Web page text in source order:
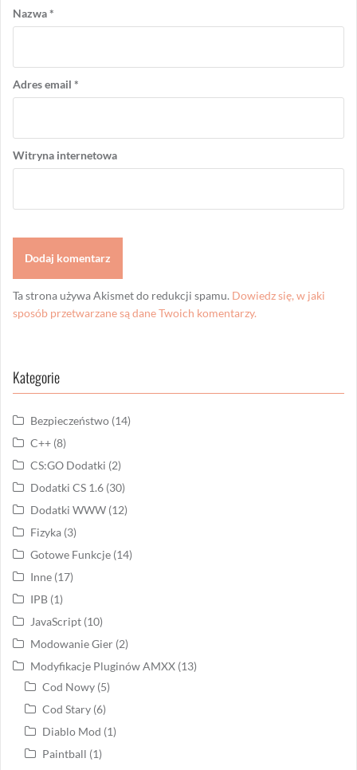
Nazwa*
Adres email *
Witryna internetowa
Ta strona używa Akismet do redukcji spamu. Dowiedz się, w jaki
sposób przetwarzane są dane Twoich komentarzy.
Kategorie
Bezpieczeństwo (14)
C++ (8)
CS:GO Dodatki (2)
Dodatki CS 1.6 (30)
Dodatki WWW (12)
Fizyka (3)
Gotowe Funkcje (14)
Inne (17)
IPB (1)
JavaScript (10)
Modowanie Gier (2)
Modyfikacje Pluginów AMXX (13)
Cod Nowy (5)
Cod Stary (6)
Diablo Mod (1)
Paintball (1)